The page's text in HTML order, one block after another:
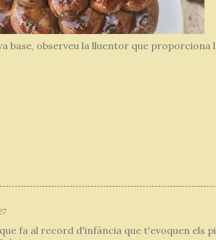
base, observeu la lluentor que proporciona
fa al record d'infància que t'evoquen els